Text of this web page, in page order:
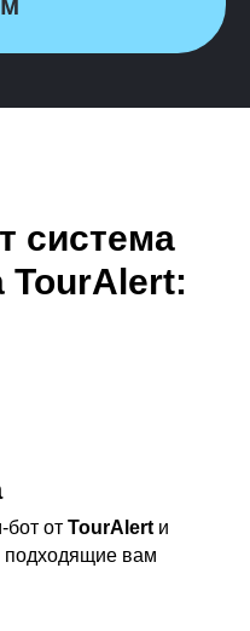
система
TourAlert:
бот от TourAlert и
подходящие вам